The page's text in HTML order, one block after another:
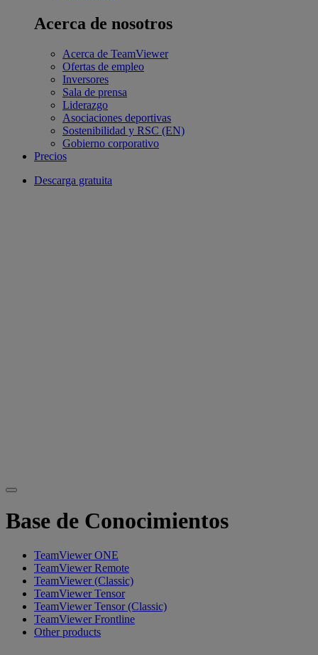
Acerca de nosotros
Acerca de TeamViewer
Ofertas de empleo
Inversores
Sala de prensa
Liderazgo
Asociaciones deportivas
Sostenibilidad y RSC (EN)
Gobierno corporativo
Precios
Descarga gratuita
Base de Conocimientos
TeamViewer ONE
TeamViewer Remote
TeamViewer (Classic)
TeamViewer Tensor
TeamViewer Tensor (Classic)
TeamViewer Frontline
Other products